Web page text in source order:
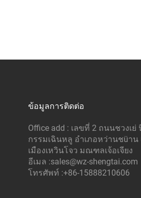
ข้อมูลการติดต่อ
Office add : เลขที่ 2 ถนนชวงเ
กรรมเฉินหลู อำเภอหว่านชüาน
เมืองเหวินโจว มณฑลเจ้อเจียง
อีเมล :sales@wz-shengtai.com
โทรศัพท์ :+86-15888210606